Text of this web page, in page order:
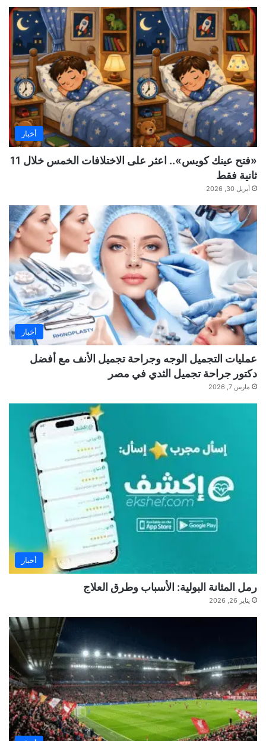
أخبار
«فتح عينك كويس».. اعثر على الاختلافات الخمس خلال 11
ثانية فقط
أبريل 30, 2026
أخبار
عمليات التجميل الوجه وجراحة تجميل الأنف مع أفضل
دكتور جراحة تجميل الثدي في مصر
مارس 7, 2026
أخبار
رمل المثانة البولية: الأسباب وطرق العلاج
يناير 26, 2026